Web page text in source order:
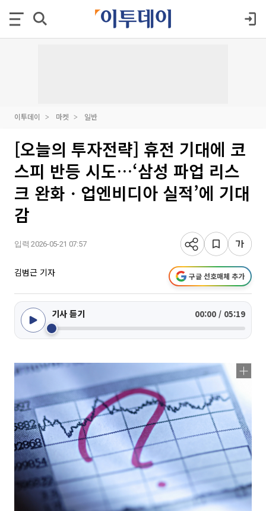
이투데이 마켓 일반
[오늘의 투자전략] 휴전 기대에 코
스피 반등 시도…‘삼성 파업 리스
크 완화ㆍ업엔비디아 실적’에 기대
감
입력 2026-05-21 07:57
김범근 기자 구글 선호매체 추가
기사 듣기 00:00 / 05:19